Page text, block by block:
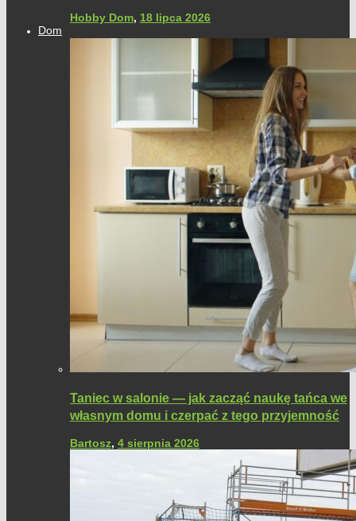
Hobby Dom, 18 lipca 2026
Dom
Taniec w salonie — jak zacząć naukę tańca we
własnym domu i czerpać z tego przyjemność
Bartosz, 4 sierpnia 2026